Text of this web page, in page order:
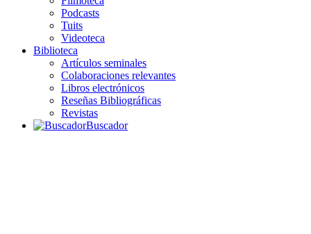
Podcasts
Tuits
Videoteca
Biblioteca
Artículos seminales
Colaboraciones relevantes
Libros electrónicos
Reseñas Bibliográficas
Revistas
Buscador